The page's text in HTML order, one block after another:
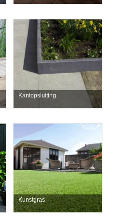
Kantopsluiting
Kunstgras